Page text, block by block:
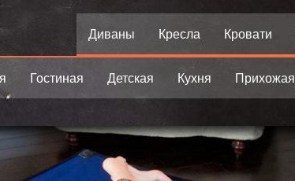
Диваны Кресла Кровати
Гостиная Детская Кухня Прихожая